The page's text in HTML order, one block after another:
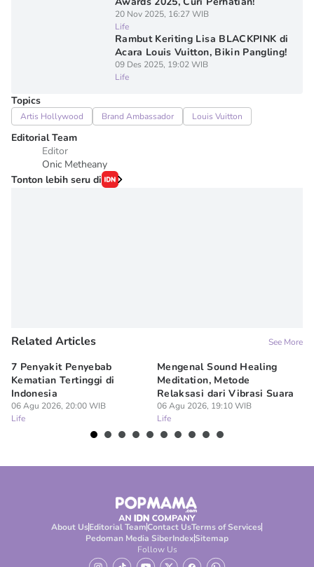
20 Nov 2025, 16:27 WIB
Life
Rambut Keriting Lisa BLACKPINK di
Acara Louis Vuitton, Bikin Pangling!
09 Des 2025, 19:02 WIB
Life
Topics
Artis Hollywood Brand Ambassador Louis Vuitton
Editorial Team
Editor
Onic Metheany
Tonton lebih seru di
Related Articles See More
7 Penyakit Penyebab
Kematian Tertinggi di
Indonesia
06 Agu 2026, 20:00 WIB
Life
Mengenal Sound Healing
Meditation, Metode
Relaksasi dari Vibrasi Suara
06 Agu 2026, 19:10 WIB
Life
About UsEditorial TeamContact UsTerms of Services
Pedoman Media SiberIndexSitemap
Follow Us